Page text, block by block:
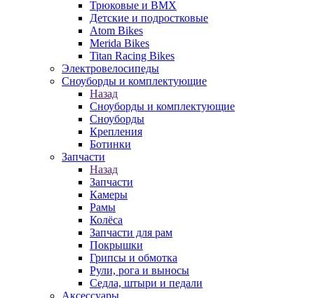
Трюковые и BMX
Детские и подростковые
Atom Bikes
Merida Bikes
Titan Racing Bikes
Электровелосипеды
Cноуборды и комплектующие
Назад
Cноуборды и комплектующие
Сноуборды
Крепления
Ботинки
Запчасти
Назад
Запчасти
Камеры
Рамы
Колёса
Запчасти для рам
Покрышки
Грипсы и обмотка
Рули, рога и выносы
Седла, штыри и педали
Аксессуары